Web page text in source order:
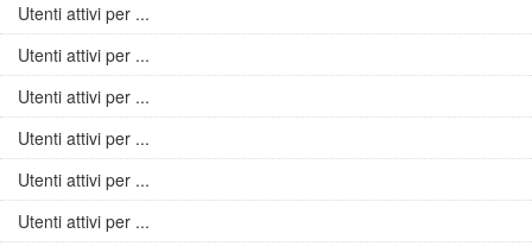
Utenti attivi per ...
Utenti attivi per ...
Utenti attivi per ...
Utenti attivi per ...
Utenti attivi per ...
Utenti attivi per ...